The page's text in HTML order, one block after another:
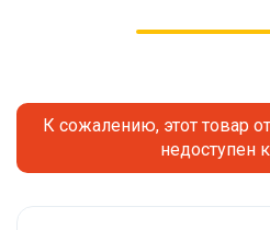
К сожалению, этот товар
недоступен